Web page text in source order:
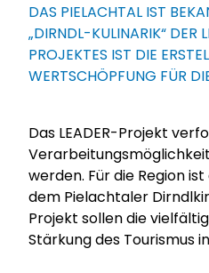
DAS PIELACHTAL IST
„DIRNDL-KULINARIK“ DER
PROJEKTES IST DIE
WERTSCHÖPFUNG FÜR
Das LEADER-Projekt
werden. Für die Region
dem Pielachtaler
Projekt sollen die
Stärkung des Tourismus